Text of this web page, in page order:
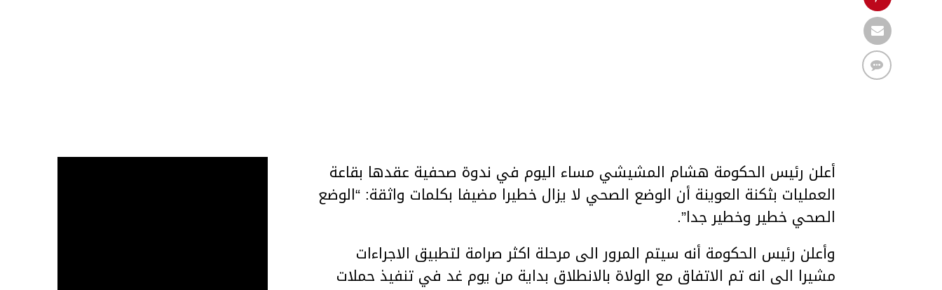
أعلن رئيس الحكومة هشام المشيشي مساء اليوم في ندوة صحفية عقدها بقاعة
العمليات بثكنة العوينة أن الوضع الصحي لا يزال خطيرا مضيفا بكلمات واثقة: “الوضع
الصحي خطير وخطير جدا”.
وأعلن رئيس الحكومة أنه سيتم المرور الى مرحلة اكثر صرامة لتطبيق الاجراءات
مشيرا الى انه تم الاتفاق مع الولاة بالانطلاق بداية من يوم غد في تنفيذ حملات